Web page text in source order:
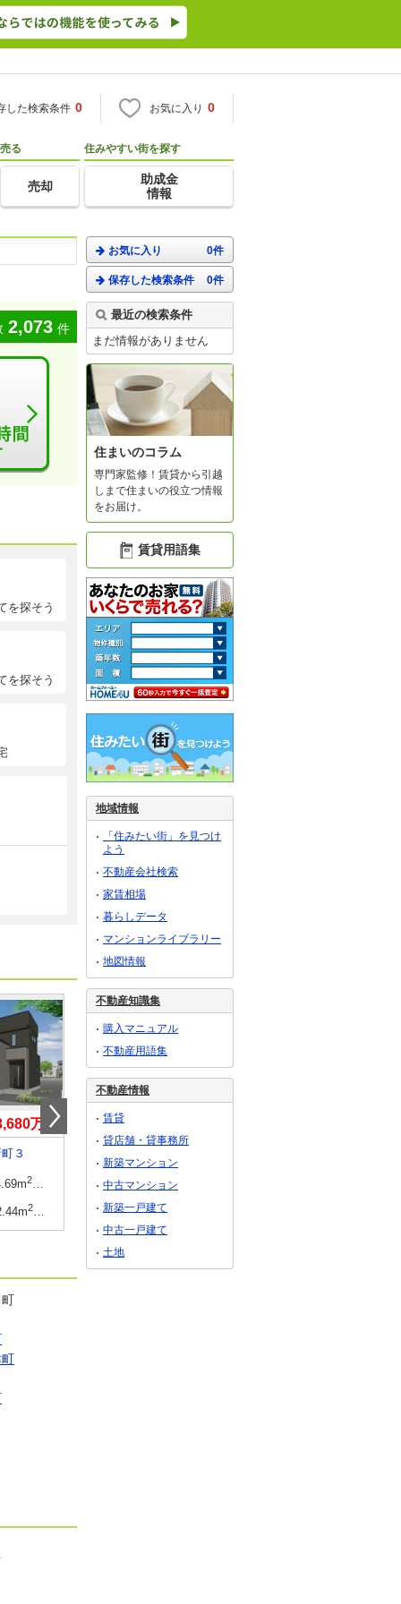
した検索条件 0 お気に入り 0
売る
売却
住みやすい街を探す
助成金
情報
2,073 件
を探そう
を探そう
坪）（実測）
）（実測）
万円
３
2～115.1m
（34.69坪～34.81坪）
2～202.48m （61.23坪～61.24坪）
建物面積 96.78m
土地面積 191.28m
お気に入り 0件
保存した検索条件 0件
最近の検索条件
まだ情報がありません
住まいのコラム
専門家監修！賃貸から引越
しまで住まいの役立つ情報
をお届け。
賃貸用語集
地域情報
「住みたい街」を見つけ
よう
不動産会社検索
家賃相場
暮らしデータ
マンションライブラリー
地図情報
不動産知識集
購入マニュアル
不動産用語集
不動産情報
賃貸
貸店舗・貸事務所
新築マンション
中古マンション
新築一戸建て
中古一戸建て
土地